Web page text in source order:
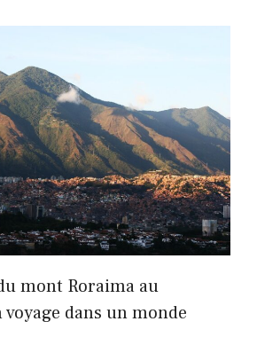
mont Roraima au
dans un monde